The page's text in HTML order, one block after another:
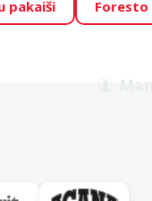
barībām! 🍖 →
2027. gada
pakaiši
Foresto